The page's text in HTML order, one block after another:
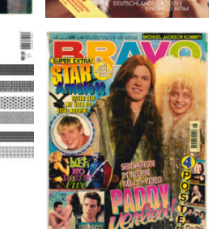
BRAVO – Nr. 8, 13. Febr.
1997